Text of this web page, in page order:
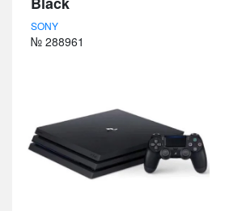
SONY
№ 288961